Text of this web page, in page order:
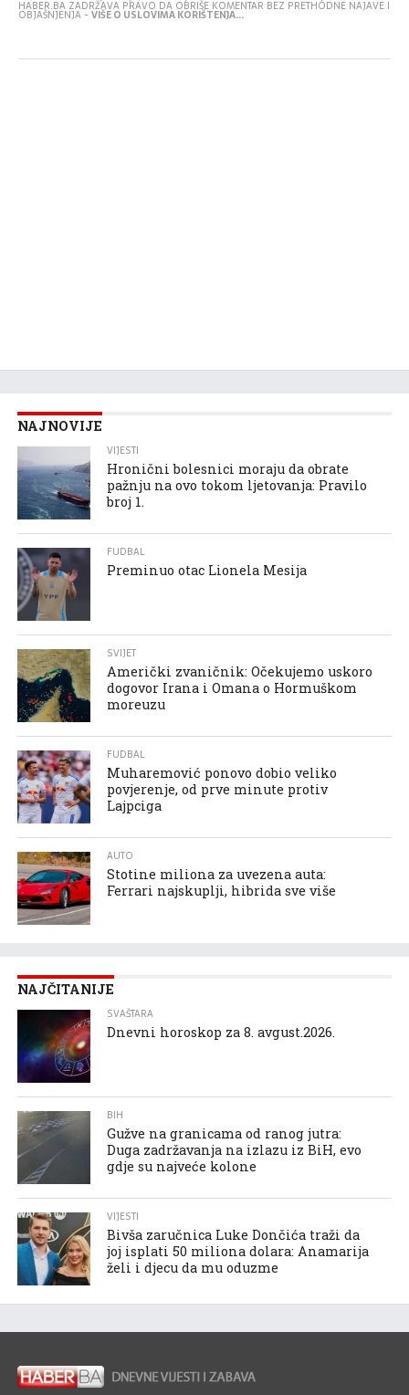
HABER.BA ZADRŽAVA PRAVO DA OBRIŠE KOMENTAR BEZ PRETHODNE NAJAVE I
OBJAŠNJENJA -VIŠE O USLOVIMA KORIŠTENJA...
NAJNOVIJE
VIJESTI
Hronični bolesnici moraju da obrate
pažnju na ovo tokom ljetovanja: Pravilo
broj 1.
FUDBAL
Preminuo otac Lionela Mesija
SVIJET
Američki zvaničnik: Očekujemo uskoro
dogovor Irana i Omana o Hormuškom
moreuzu
FUDBAL
Muharemović ponovo dobio veliko
povjerenje, od prve minute protiv
Lajpciga
AUTO
Stotine miliona za uvezena auta:
Ferrari najskuplji, hibrida sve više
NAJČITANIJE
SVAŠTARA
Dnevni horoskop za 8. avgust.2026.
BIH
Gužve na granicama od ranog jutra:
Duga zadržavanja na izlazu iz BiH, evo
gdje su najveće kolone
VIJESTI
Bivša zaručnica Luke Dončića traži da
joj isplati 50 miliona dolara: Anamarija
želi i djecu da mu oduzme